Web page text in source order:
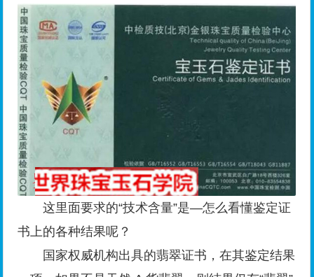
这里面要求的“技术含量”是—怎么看懂鉴定证
书上的各种结果呢？
国家权威机构出具的翡翠证书，在其鉴定结果